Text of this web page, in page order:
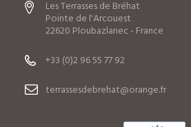
Les Terrasses de Bréhat
Pointe de l'Arcouest
22620 Ploubazlanec - France
+33 (0)2 96 55 77 92
terrassesdebrehat@orange.fr